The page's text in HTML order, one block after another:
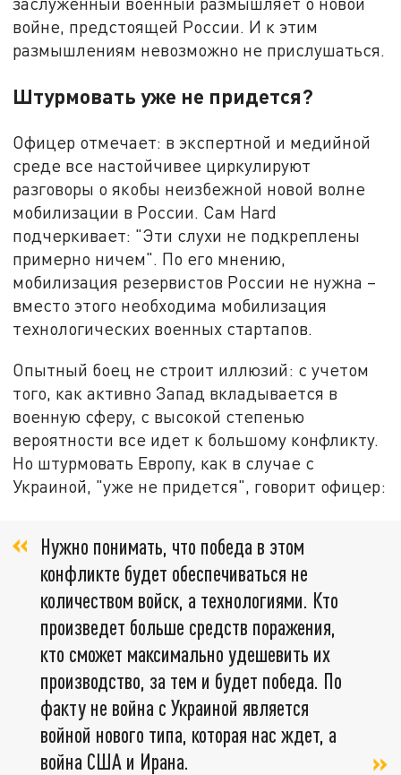
войне, предстоящей России. И к этим
размышлениям невозможно не прислушаться.
Штурмовать уже не придется?
Офицер отмечает: в экспертной и медийной
среде все настойчивее циркулируют
разговоры о якобы неизбежной новой волне
мобилизации в России. Сам Hard
подчеркивает: "Эти слухи не подкреплены
примерно ничем". По его мнению,
мобилизация резервистов России не нужна –
вместо этого необходима мобилизация
технологических военных стартапов.
Опытный боец не строит иллюзий: с учетом
того, как активно Запад вкладывается в
военную сферу, с высокой степенью
вероятности все идет к большому конфликту.
Но штурмовать Европу, как в случае с
Украиной, "уже не придется", говорит офицер:
Нужно понимать, что победа в этом
конфликте будет обеспечиваться не
количеством войск, а технологиями. Кто
произведет больше средств поражения,
кто сможет максимально удешевить их
производство, за тем и будет победа. По
факту не война с Украиной является
войной нового типа, которая нас ждет, а
война США и Ирана.